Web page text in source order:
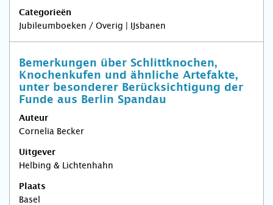
Categorieën
Jubileumboeken / Overig | IJsbanen
Bemerkungen über Schlittknochen,
Knochenkufen und ähnliche Artefakte,
unter besonderer Berücksichtigung der
Funde aus Berlin Spandau
Auteur
Cornelia Becker
Uitgever
Helbing & Lichtenhahn
Plaats
Basel